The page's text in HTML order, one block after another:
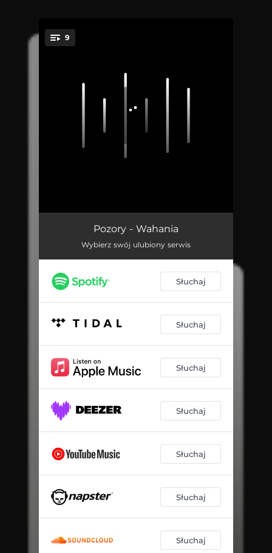
9
Posiadanie
Mieć czy być 03:32
Kochany Miś 04:10
Wahania 04:59
Oczy 03:14
Zapomnij 03:25
Pozory - Wahania
Wybierz swój ulubiony serwis
Słuchaj
Słuchaj
Słuchaj
Słuchaj
Słuchaj
Słuchaj
Słuchaj